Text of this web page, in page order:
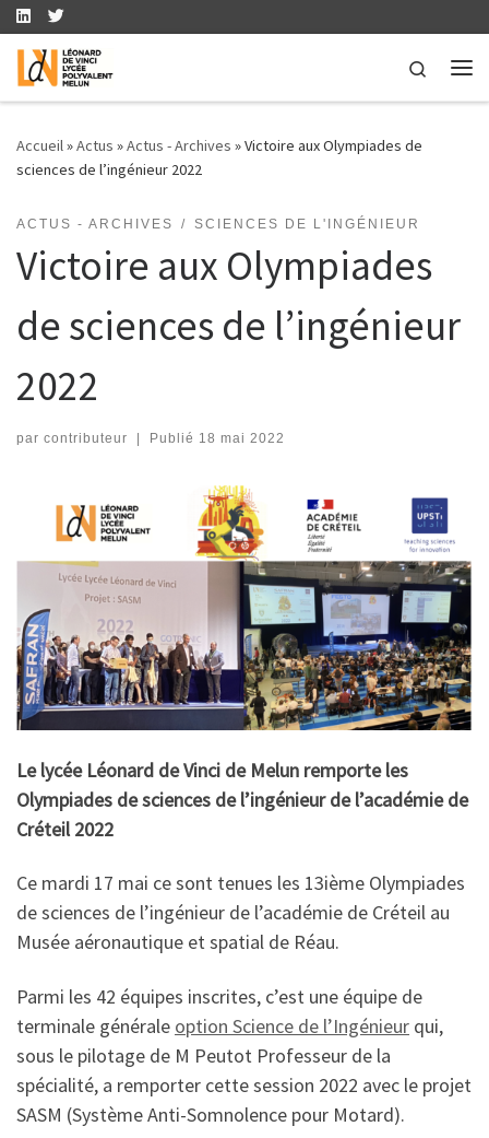
Skip to content
Search
Accueil»Actus »Actus - Archives »Victoire aux Olympiades de
sciences de l’ingénieur 2022
ACTUS - ARCHIVES SCIENCES DE L'INGÉNIEUR
Victoire aux Olympiades
de sciences de l’ingénieur
2022
par contributeur | Publié 18 mai 2022
Le lycée Léonard de Vinci de Melun remporte les
Olympiades de sciences de l’ingénieur de l’académie de
Créteil 2022
Ce mardi 17 mai ce sont tenues les 13ième Olympiades
de sciences de l’ingénieur de l’académie de Créteil au
Musée aéronautique et spatial de Réau.
Parmi les 42 équipes inscrites, c’est une équipe de
terminale générale option Science de l’Ingénieur qui,
sous le pilotage de M Peutot Professeur de la
spécialité, a remporter cette session 2022 avec le projet
SASM (Système Anti-Somnolence pour Motard).